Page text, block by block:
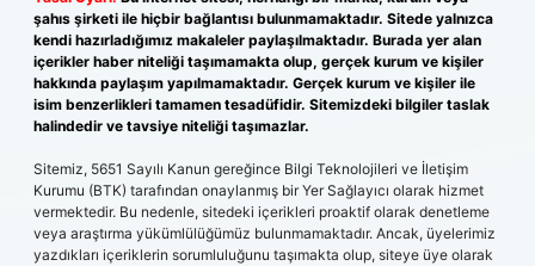
şahıs şirketi ile hiçbir bağlantısı bulunmamaktadır. Sitede yalnızca
kendi hazırladığımız makaleler paylaşılmaktadır. Burada yer alan
içerikler haber niteliği taşımamakta olup, gerçek kurum ve kişiler
hakkında paylaşım yapılmamaktadır. Gerçek kurum ve kişiler ile
isim benzerlikleri tamamen tesadüfidir. Sitemizdeki bilgiler taslak
halindedir ve tavsiye niteliği taşımazlar.
Sitemiz, 5651 Sayılı Kanun gereğince Bilgi Teknolojileri ve İletişim
Kurumu (BTK) tarafından onaylanmış bir Yer Sağlayıcı olarak hizmet
vermektedir. Bu nedenle, sitedeki içerikleri proaktif olarak denetleme
veya araştırma yükümlülüğümüz bulunmamaktadır. Ancak, üyelerimiz
yazdıkları içeriklerin sorumluluğunu taşımakta olup, siteye üye olarak